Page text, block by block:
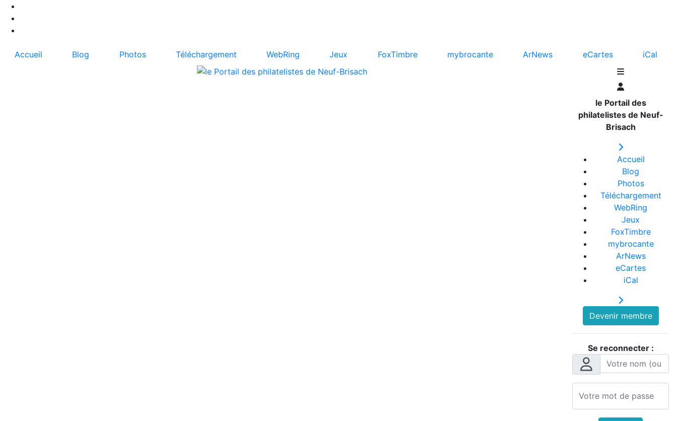
Accueil Blog Photos Téléchargement WebRing Jeux FoxTimbre mybrocante ArNews eCartes iCal
le Portail des
philatelistes de Neuf-
Brisach
Accueil
Blog
Photos
Téléchargement
WebRing
Jeux
FoxTimbre
mybrocante
ArNews
eCartes
iCal
Devenir membre
Se reconnecter :